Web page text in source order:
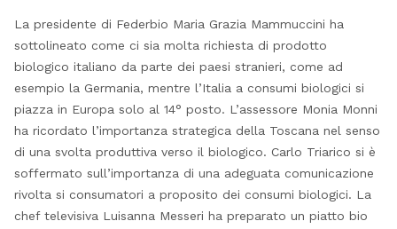
La presidente di Federbio Maria Grazia Mammuccini ha
sottolineato come ci sia molta richiesta di prodotto
biologico italiano da parte dei paesi stranieri, come ad
esempio la Germania, mentre l’Italia a consumi biologici si
piazza in Europa solo al 14° posto. L’assessore Monia Monni
ha ricordato l’importanza strategica della Toscana nel senso
di una svolta produttiva verso il biologico. Carlo Triarico si è
soffermato sull’importanza di una adeguata comunicazione
rivolta si consumatori a proposito dei consumi biologici. La
chef televisiva Luisanna Messeri ha preparato un piatto bio